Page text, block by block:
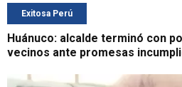
Exitosa Perú
Huánuco: alcalde terminó con
vecinos ante promesas